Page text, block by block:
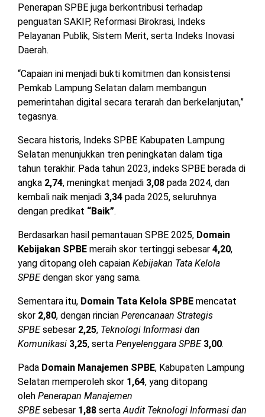
Penerapan SPBE juga berkontribusi terhadap
penguatan SAKIP, Reformasi Birokrasi, Indeks
Pelayanan Publik, Sistem Merit, serta Indeks Inovasi
Daerah.
“Capaian ini menjadi bukti komitmen dan konsistensi
Pemkab Lampung Selatan dalam membangun
pemerintahan digital secara terarah dan berkelanjutan,”
tegasnya.
Secara historis, Indeks SPBE Kabupaten Lampung
Selatan menunjukkan tren peningkatan dalam tiga
tahun terakhir. Pada tahun 2023, indeks SPBE berada di
angka 2,74, meningkat menjadi 3,08 pada 2024, dan
kembali naik menjadi 3,34 pada 2025, seluruhnya
dengan predikat “Baik”.
Berdasarkan hasil pemantauan SPBE 2025, Domain
Kebijakan SPBE meraih skor tertinggi sebesar 4,20,
yang ditopang oleh capaian Kebijakan Tata Kelola
SPBEdengan skor yang sama.
Sementara itu, Domain Tata Kelola SPBE mencatat
skor 2,80, dengan rincian Perencanaan Strategis
SPBEsebesar 2,25, Teknologi Informasi dan
Komunikasi 3,25, serta Penyelenggara SPBE 3,00.
Pada Domain Manajemen SPBE, Kabupaten Lampung
Selatan memperoleh skor 1,64, yang ditopang
oleh Penerapan Manajemen
SPBEsebesar 1,88 sertaAudit Teknologi Informasi dan